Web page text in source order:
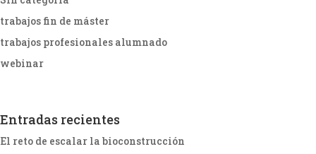
trabajos fin de máster
trabajos profesionales alumnado
webinar
Entradas recientes
El reto de escalar la bioconstrucción